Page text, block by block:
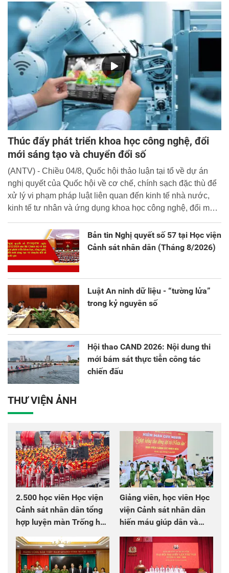
của hai khối Chuyên và không chuyên Tin.
Thúc đẩy phát triển khoa học công nghệ, đổi
mới sáng tạo và chuyển đổi số
(ANTV) - Chiều 04/8, Quốc hội thảo luận tại tổ về dự án
nghị quyết của Quốc hội về cơ chế, chính sạch đặc thù để
xử lý vi phạm pháp luật liên quan đến kinh tế nhà nước,
kinh tế tư nhân và ứng dụng khoa học công nghệ, đổi mới
Bản tin Nghị quyết số 57 tại Học viện
Cảnh sát nhân dân (Tháng 8/2026)
Luật An ninh dữ liệu - “tường lửa”
trong kỷ nguyên số
Hội thao CAND 2026: Nội dung thi
mới bám sát thực tiễn công tác
chiến đấu
THƯ VIỆN ẢNH
2.500 học viên Học viện
Cảnh sát nhân dân tổng
hợp luyện màn Trống hội
chào mừng Đại hội Đảng
Giảng viên, học viên Học
viện Cảnh sát nhân dân
hiến máu giúp dân và
đồng đội